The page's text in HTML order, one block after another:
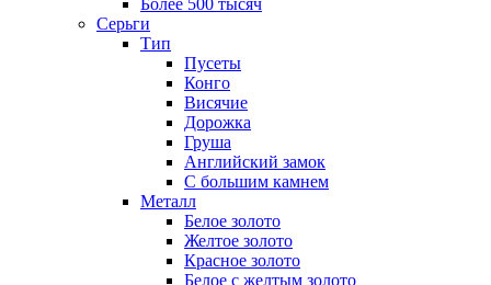
Более 500 тысяч
Серьги
Тип
Пусеты
Конго
Висячие
Дорожка
Груша
Английский замок
С большим камнем
Металл
Белое золото
Желтое золото
Красное золото
Белое с желтым золото